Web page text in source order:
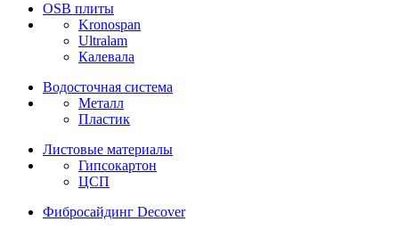
OSB плиты
Kronospan
Ultralam
Калевала
Водосточная система
Металл
Пластик
Листовые материалы
Гипсокартон
ЦСП
Фибросайдинг Decover